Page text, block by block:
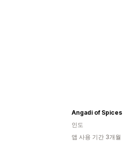
Angadi of Spices
인도
앱 사용 기간 3개월